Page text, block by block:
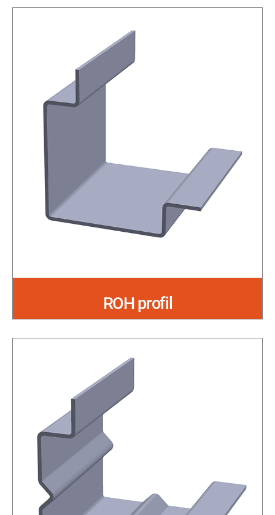
ROH profil